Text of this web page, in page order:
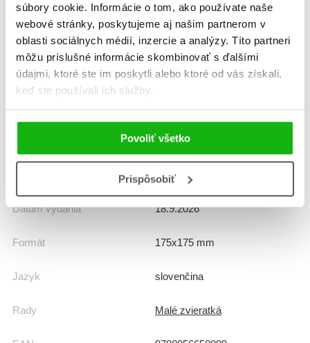
súbory cookie. Informácie o tom, ako používate naše
webové stránky, poskytujeme aj našim partnerom v
oblasti sociálnych médií, inzercie a analýzy. Títo partneri
môžu príslušné informácie skombinovať s ďalšími
údajmi, ktoré ste im poskytli alebo ktoré od vás získali,
keď ste používali ich služby.
Povoliť všetko
Prispôsobiť
Informácie
Žáner
leporelo
Počet strán 20
K stiahnutiu Ukážka.pdf
Dátum vydania 18.9.2026
Formát 175x175 mm
Jazyk slovenčina
Rady Malé zvieratká